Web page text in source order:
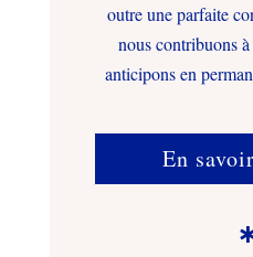
outre une parfaite
nous contribuons
anticipons en
En